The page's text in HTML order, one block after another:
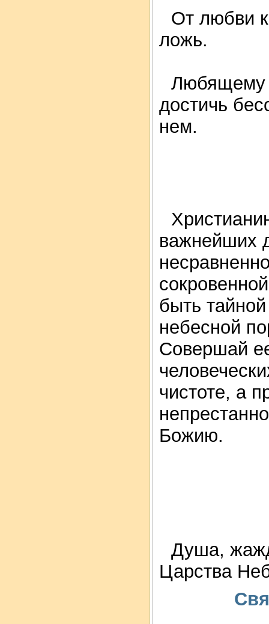
От любви
ложь.
Любящему
достичь
нем.
важнейших
быть
небесной
Совершай
чистоте, а
Божию.
Душа,
Царства